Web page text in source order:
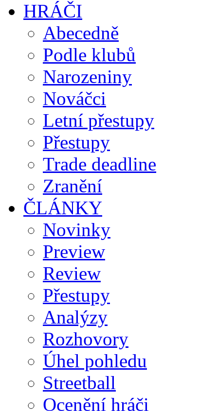
HRÁČI
Abecedně
Podle klubů
Narozeniny
Nováčci
Letní přestupy
Přestupy
Trade deadline
Zranění
ČLÁNKY
Novinky
Preview
Review
Přestupy
Analýzy
Rozhovory
Úhel pohledu
Streetball
Ocenění hráči